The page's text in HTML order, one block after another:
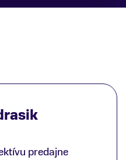
predajne